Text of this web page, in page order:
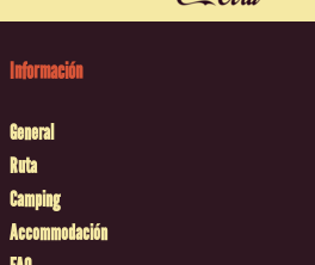
Información
General
Ruta
Camping
Accommodación